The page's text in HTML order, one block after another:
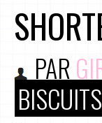
PAR